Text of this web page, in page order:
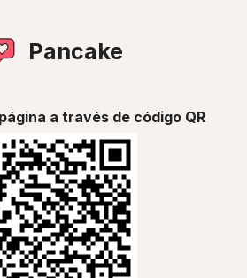
Pancake
a través de código QR